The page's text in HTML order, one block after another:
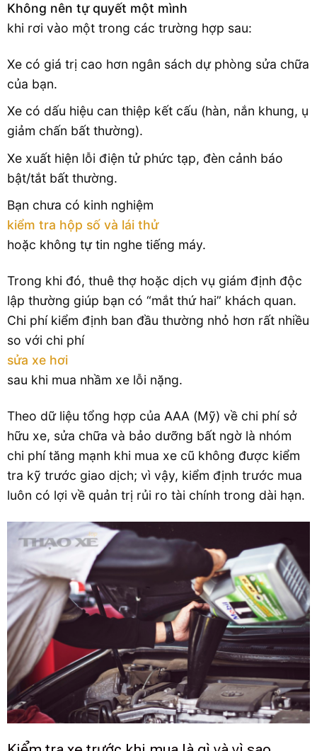
Không nên tự quyết một mình
khi rơi vào một trong các trường hợp sau:
Xe có giá trị cao hơn ngân sách dự phòng sửa chữa
của bạn.
Xe có dấu hiệu can thiệp kết cấu (hàn, nắn khung, ụ
giảm chấn bất thường).
Xe xuất hiện lỗi điện tử phức tạp, đèn cảnh báo
bật/tắt bất thường.
Bạn chưa có kinh nghiệm
kiểm tra hộp số và lái thử
hoặc không tự tin nghe tiếng máy.
Trong khi đó, thuê thợ hoặc dịch vụ giám định độc
lập thường giúp bạn có “mắt thứ hai” khách quan.
Chi phí kiểm định ban đầu thường nhỏ hơn rất nhiều
so với chi phí
sửa xe hơi
sau khi mua nhầm xe lỗi nặng.
Theo dữ liệu tổng hợp của AAA (Mỹ) về chi phí sở
hữu xe, sửa chữa và bảo dưỡng bất ngờ là nhóm
chi phí tăng mạnh khi mua xe cũ không được kiểm
tra kỹ trước giao dịch; vì vậy, kiểm định trước mua
luôn có lợi về quản trị rủi ro tài chính trong dài hạn.